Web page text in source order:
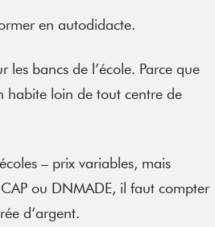
en autodidacte.
les bancs de l’école. Parce que
habite loin de tout centre de
– prix variables, mais
ou DNMADE, il faut compter
d’argent.